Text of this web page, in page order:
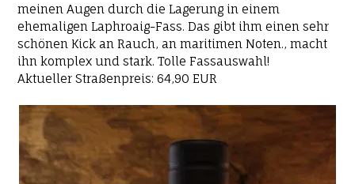
meinen Augen durch die Lagerung in einem
ehemaligen Laphroaig-Fass. Das gibt ihm einen sehr
schönen Kick an Rauch, an maritimen Noten., macht
ihn komplex und stark. Tolle Fassauswahl!
Aktueller Straßenpreis: 64,90 EUR